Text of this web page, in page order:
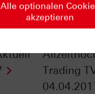
Trading
Alle optionalen
akzeptieren